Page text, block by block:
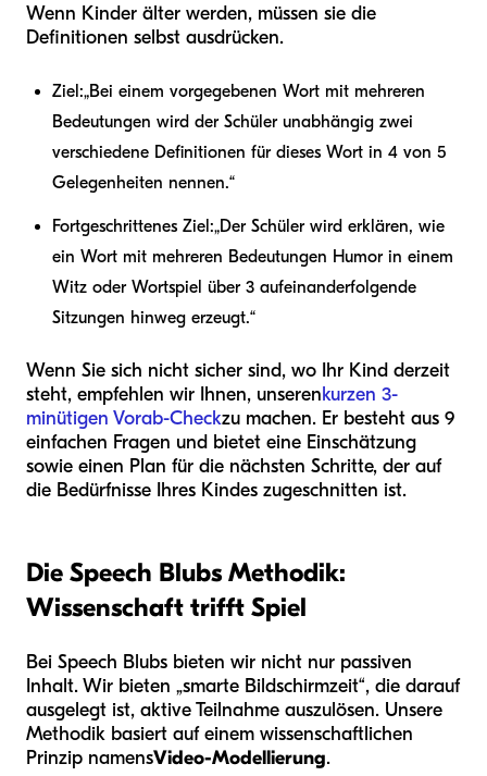
Wenn Kinder älter werden, müssen sie die
Definitionen selbst ausdrücken.
Ziel:„Bei einem vorgegebenen Wort mit mehreren
Bedeutungen wird der Schüler unabhängig zwei
verschiedene Definitionen für dieses Wort in 4 von 5
Gelegenheiten nennen.“
Fortgeschrittenes Ziel:„Der Schüler wird erklären, wie
ein Wort mit mehreren Bedeutungen Humor in einem
Witz oder Wortspiel über 3 aufeinanderfolgende
Sitzungen hinweg erzeugt.“
Wenn Sie sich nicht sicher sind, wo Ihr Kind derzeit
steht, empfehlen wir Ihnen, unserenkurzen 3-
minütigen Vorab-Checkzu machen. Er besteht aus 9
einfachen Fragen und bietet eine Einschätzung
sowie einen Plan für die nächsten Schritte, der auf
die Bedürfnisse Ihres Kindes zugeschnitten ist.
Die Speech Blubs Methodik:
Wissenschaft trifft Spiel
Bei Speech Blubs bieten wir nicht nur passiven
Inhalt. Wir bieten „smarte Bildschirmzeit“, die darauf
ausgelegt ist, aktive Teilnahme auszulösen. Unsere
Methodik basiert auf einem wissenschaftlichen
Prinzip namensVideo-Modellierung.